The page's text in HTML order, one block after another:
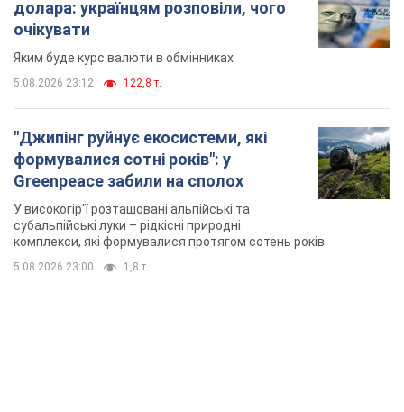
долара: українцям розповіли, чого
очікувати
Яким буде курс валюти в обмінниках
5.08.2026 23:12 122,8 т.
"Джипінг руйнує екосистеми, які
формувалися сотні років": у
Greenpeace забили на сполох
У високогір'ї розташовані альпійські та
субальпійські луки – рідкісні природні
комплекси, які формувалися протягом сотень років
5.08.2026 23:00 1,8 т.